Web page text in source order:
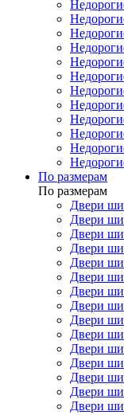
По размерам
По размерам
Двери
Двери
Двери
Двери
Двери
Двери
Двери
Двери
Двери
Двери
Двери
Двери
Двери
Двери
Двери